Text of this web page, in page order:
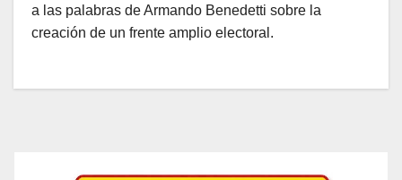
a las palabras de Armando Benedetti sobre la
creación de un frente amplio electoral.